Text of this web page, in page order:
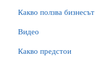
Какво ползва бизнесът
Видео
Какво предстои